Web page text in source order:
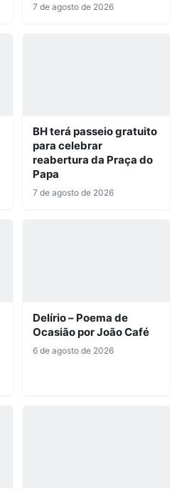
7 de agosto de 2026
BH terá passeio gratuito
para celebrar
reabertura da Praça do
Papa
7 de agosto de 2026
Delírio – Poema de
Ocasião por João Café
6 de agosto de 2026